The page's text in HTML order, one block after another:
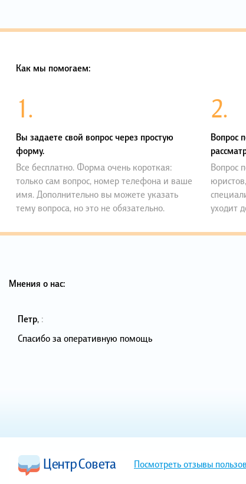
Как мы помогаем:
1.
Вы задаете свой вопрос через простую
форму.
Все бесплатно. Форма очень короткая:
только сам вопрос, номер телефона и ваше
имя. Дополнительно вы можете указать
тему вопроса, но это не обязательно.
2.
Вопрос
Вопрос
уходит
Мнения о нас:
Петр, :
Спасибо за оперативную помощь
Посмотреть отзывы